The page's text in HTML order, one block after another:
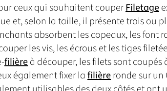
ceux qui souhaitent couperFiletage
et, selon la taille, il présente trois ou
absorbent les copeaux, les font
les vis, les écrous et les tiges
filièreà découper, les filets sont coupés
également fixer la filièreronde sur